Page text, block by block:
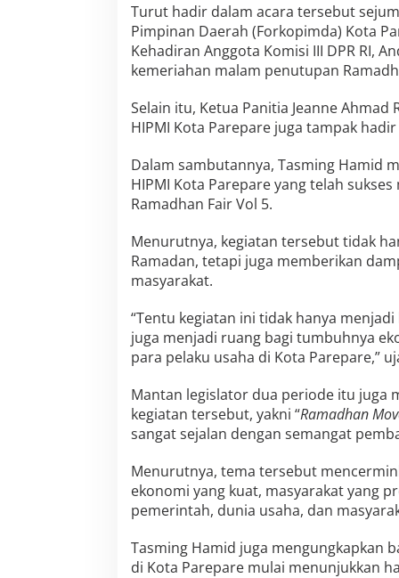
Turut hadir dalam acara tersebut
Pimpinan Daerah (Forkopimda) Kota
Kehadiran Anggota Komisi III DPR RI,
kemeriahan malam penutupan
Selain itu, Ketua Panitia Jeanne
HIPMI Kota Parepare juga tampak
Dalam sambutannya, Tasming Hamid
HIPMI Kota Parepare yang telah
Ramadhan Fair Vol 5.
Menurutnya, kegiatan tersebut tidak
Ramadan, tetapi juga memberikan
masyarakat.
“Tentu kegiatan ini tidak hanya
juga menjadi ruang bagi tumbuhnya
para pelaku usaha di Kota Parepare,”
Mantan legislator dua periode itu juga
kegiatan tersebut, yakni “Ramadhan
sangat sejalan dengan semangat
Menurutnya, tema tersebut
ekonomi yang kuat, masyarakat yang
pemerintah, dunia usaha, dan
Tasming Hamid juga mengungkapkan
di Kota Parepare mulai menunjukkan